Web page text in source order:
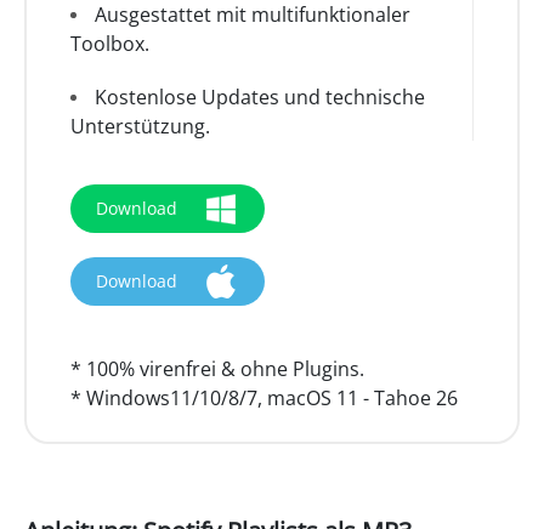
Ausgestattet mit multifunktionaler
Toolbox.
Kostenlose Updates und technische
Unterstützung.
Download
Download
* 100% virenfrei & ohne Plugins.
* Windows11/10/8/7, macOS 11 - Tahoe 26